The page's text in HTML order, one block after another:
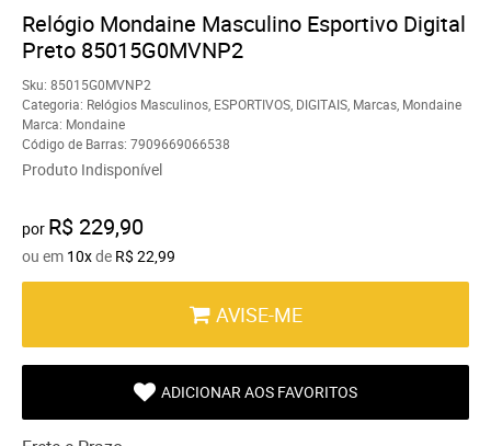
Relógio Mondaine Masculino Esportivo Digital
Preto 85015G0MVNP2
Sku: 85015G0MVNP2
Categoria: Relógios Masculinos ESPORTIVOS DIGITAIS Marcas Mondaine
Marca: Mondaine
Código de Barras: 7909669066538
Produto Indisponível
por R$ 229,90
ou em 10xde R$ 22,99
AVISE-ME
ADICIONAR AOS FAVORITOS